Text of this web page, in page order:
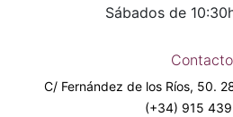
Sábados de
Contacto
C/ Fernández de los Ríos, 50.
(+34) 915 439